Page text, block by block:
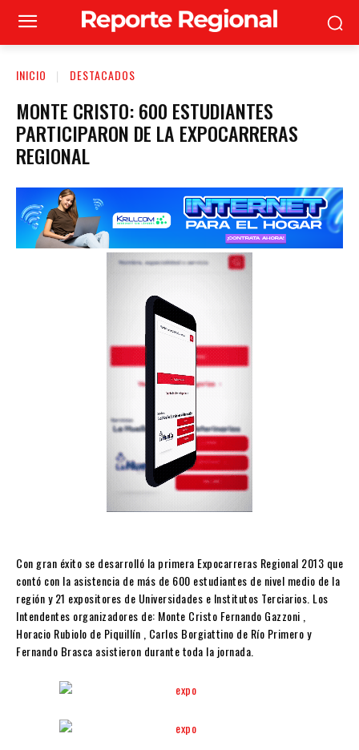
INICIO DESTACADOS
MONTE CRISTO: 600 ESTUDIANTES
PARTICIPARON DE LA EXPOCARRERAS
REGIONAL
Con gran éxito se desarrolló la primera Expocarreras Regional 2013 que
contó con la asistencia de más de 600 estudiantes de nivel medio de la
región y 21 expositores de Universidades e Institutos Terciarios. Los
Intendentes organizadores de: Monte Cristo Fernando Gazzoni ,
Horacio Rubiolo de Piquillín , Carlos Borgiattino de Río Primero y
Fernando Brasca asistieron durante toda la jornada.